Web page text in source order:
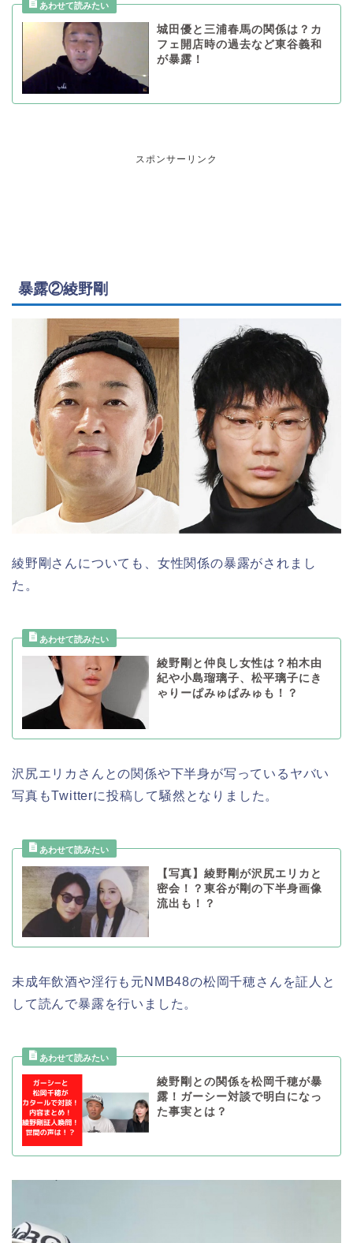
城田優と三浦春馬の関係は？カ
フェ開店時の過去など東谷義和
が暴露！
スポンサーリンク
暴露②綾野剛
綾野剛さんについても、女性関係の暴露がされまし
た。
綾野剛と仲良し女性は？柏木由
紀や小島瑠璃子、松平璃子にき
ゃりーぱみゅぱみゅも！？
沢尻エリカさんとの関係や下半身が写っているヤバい
写真もTwitterに投稿して騒然となりました。
【写真】綾野剛が沢尻エリカと
密会！？東谷が剛の下半身画像
流出も！？
未成年飲酒や淫行も元NMB48の松岡千穂さんを証人と
して読んで暴露を行いました。
綾野剛との関係を松岡千穂が暴
露！ガーシー対談で明白になっ
た事実とは？